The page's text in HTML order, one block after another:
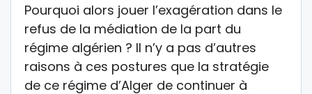
Pourquoi alors jouer l’exagération dans le
refus de la médiation de la part du
régime algérien ? Il n’y a pas d’autres
raisons à ces postures que la stratégie
de ce régime d’Alger de continuer à